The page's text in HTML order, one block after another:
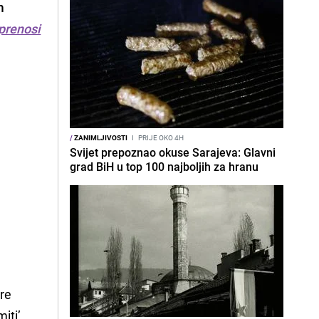
/ZANIMLJIVOSTI I PRIJE OKO 4H
Svijet prepoznao okuse Sarajeva: Glavni
grad BiH u top 100 najboljih za hranu